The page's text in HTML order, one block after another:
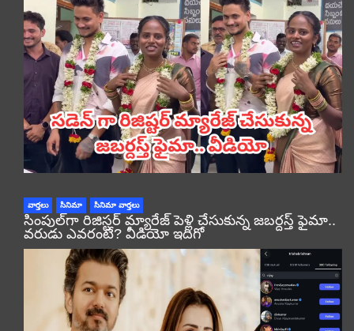
వార్తలు సినిమా సినిమా వార్తలు
సింపుల్‌గా రిజిస్టర్‌ మ్యారేజ్ పెళ్లి చేసుకున్న జబర్దస్త్ ఫైమా..
వరుడు ఎవరంటే? వీడియో ఇదిగో